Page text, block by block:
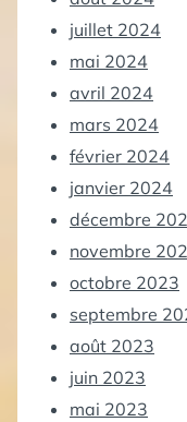
juillet 2024
mai 2024
avril 2024
mars 2024
février 2024
janvier 2024
décembre
novembre
octobre 2023
septembre
août 2023
juin 2023
mai 2023